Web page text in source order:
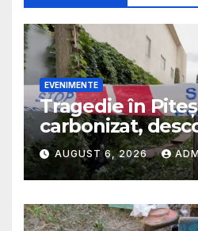
EVENIMENTE
Tragedie în
carbonizat,
casă abandonată
AUGUST 6, 2026